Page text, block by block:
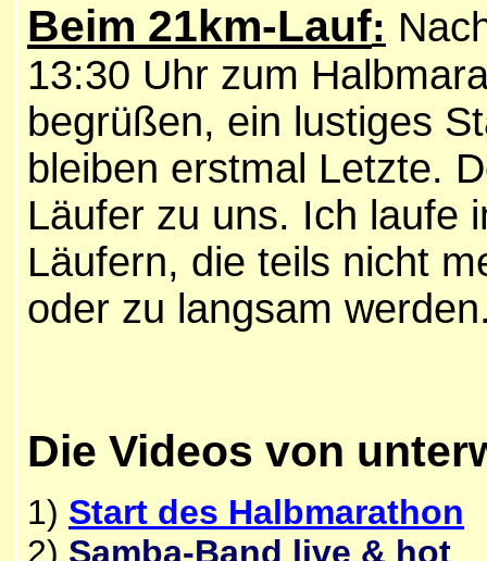
Beim 21km-Lauf:
13:30 Uhr zum
begrüßen, ein lustiges
bleiben erstmal Letzte.
Läufer zu uns. Ich laufe
Läufern, die teils nicht
oder zu langsam
Die Videos von
1) Start des Halbmarathon
2) Samba-Band live & hot